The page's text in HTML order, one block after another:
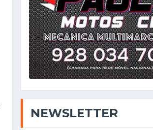
NEWSLETTER